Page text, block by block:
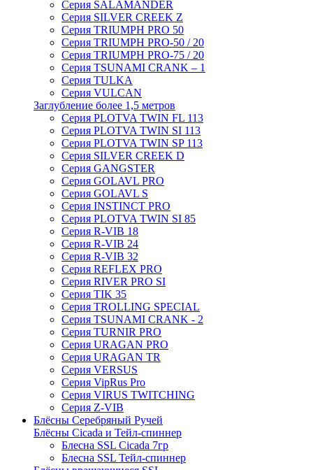
Серия SALAMANDER
Серия SILVER CREEK Z
Серия TRIUMPH PRO 50
Серия TRIUMPH PRO-50 / 20
Серия TRIUMPH PRO-75 / 20
Серия TSUNAMI CRANK – 1
Серия TULKA
Серия VULCAN
Заглубление более 1,5 метров
Серия PLOTVA TWIN FL 113
Серия PLOTVA TWIN SI 113
Серия PLOTVA TWIN SP 113
Серия SILVER CREEK D
Серия GANGSTER
Серия GOLAVL PRO
Серия GOLAVL S
Серия INSTINCT PRO
Серия PLOTVA TWIN SI 85
Серия R-VIB 18
Серия R-VIB 24
Серия R-VIB 32
Серия REFLEX PRO
Серия RIVER PRO SI
Серия TIK 35
Серия TROLLING SPECIAL
Серия TSUNAMI CRANK - 2
Серия TURNIR PRO
Серия URAGAN PRO
Серия URAGAN TR
Серия VERSUS
Серия VipRus Pro
Серия VIRUS TWITCHING
Серия Z-VIB
Блёсны Серебряный Ручей
Блёсны Cicada и Тейл-спиннер
Блесна SSL Cicada 7гр
Блесна SSL Тейл-спиннер